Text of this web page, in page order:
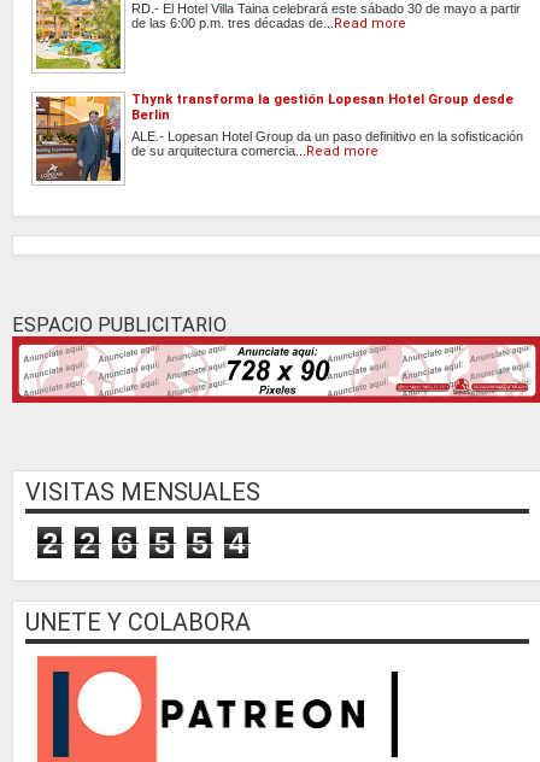
RD.- El Hotel Villa Taina celebrará este sábado 30 de mayo a partir
de las 6:00 p.m. tres décadas de...
Read more
Thynk transforma la gestión Lopesan Hotel Group desde
Berlin
ALE.- Lopesan Hotel Group da un paso definitivo en la sofisticación
de su arquitectura comercia...
Read more
ESPACIO PUBLICITARIO
VISITAS MENSUALES
2 2 6 5 5 4
UNETE Y COLABORA